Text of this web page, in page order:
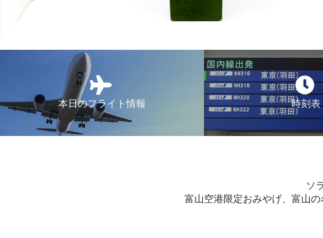
本日のフライト情報 時刻表
ソ
富山空港限定おみやげ、富山